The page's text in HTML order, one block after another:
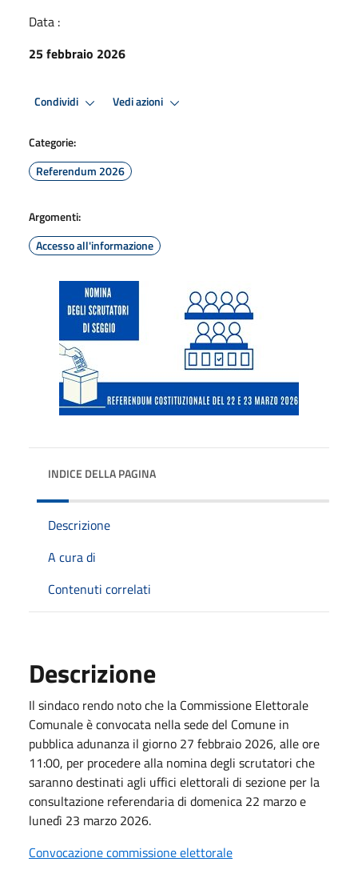
Data :
25 febbraio 2026
Condividi Vedi azioni
Categorie:
Referendum 2026
Argomenti:
Accesso all'informazione
INDICE DELLA PAGINA
Descrizione
A cura di
Contenuti correlati
Descrizione
Il sindaco rendo noto che la Commissione Elettorale
Comunale è convocata nella sede del Comune in
pubblica adunanza il giorno 27 febbraio 2026, alle ore
11:00, per procedere alla nomina degli scrutatori che
saranno destinati agli uffici elettorali di sezione per la
consultazione referendaria di domenica 22 marzo e
lunedì 23 marzo 2026.
Convocazione commissione elettorale